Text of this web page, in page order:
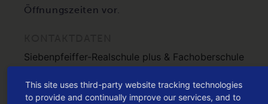
Öffnungszeiten vor.
Siebenpfeiffer-Realschule plus & Fachoberschule
67454 Haßloch
This site uses third-party website tracking technologies
to provide and continually improve our services, and to